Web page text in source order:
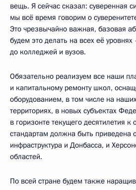
вещь. Я сейчас сказал: суверенная
мы всё время говорим о
Это чрезвычайно важная, базовая
будем это делать на всех её
до колледжей и вузов.
Обязательно реализуем все наши
и капитальному ремонту школ,
оборудованием, в том числе на
территориях, в новых субъектах
в горизонте текущего десятилетия
стандартам должна быть приведена
инфраструктура и Донбасса, и
областей.
По всей стране будем также